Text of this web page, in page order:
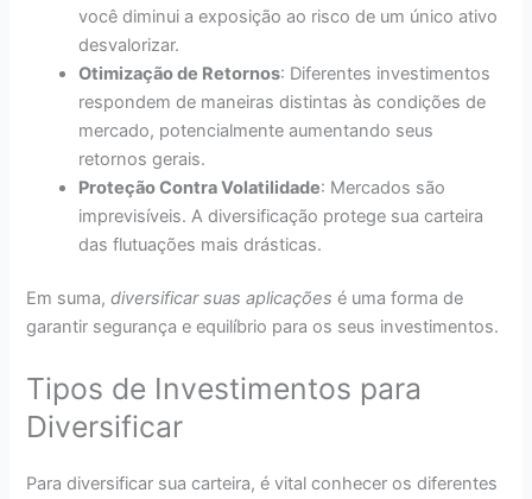
você diminui a exposição ao risco de um único ativo
desvalorizar.
Otimização de Retornos: Diferentes investimentos
respondem de maneiras distintas às condições de
mercado, potencialmente aumentando seus
retornos gerais.
Proteção Contra Volatilidade: Mercados são
imprevisíveis. A diversificação protege sua carteira
das flutuações mais drásticas.
Em suma,diversificar suas aplicações é uma forma de
garantir segurança e equilíbrio para os seus investimentos.
Tipos de Investimentos para
Diversificar
Para diversificar sua carteira, é vital conhecer os diferentes